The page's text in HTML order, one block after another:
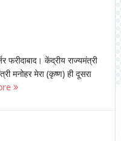
केंद्रीय राज्यमंत्री
मनोहर मेरा (कृष्ण) ही दूसरा